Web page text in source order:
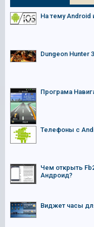
На тему Android
Dungeon Hunter
Програма
Телефоны с
Чем открыть
Андроид?
Виджет часы